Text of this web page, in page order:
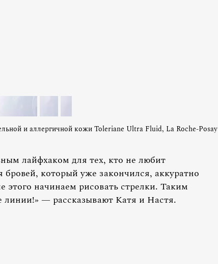
и аллергичной кожи Toleriane Ultra Fluid, La Roche-Posay
лайфхаком для тех, кто не любит
бровей, который уже закончился, аккуратно
этого начинаем рисовать стрелки. Таким
линии!» — рассказывают Катя и Настя.